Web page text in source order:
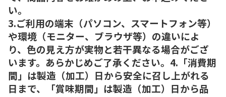
い。
3.ご利用の端末（パソコン、スマートフォン等）
や環境（モニター、ブラウザ等）の違いによ
り、色の見え方が実物と若干異なる場合がござ
います。あらかじめご了承ください。4.「消費期
間」は製造（加工）日から安全に召し上がれる
日まで、「賞味期間」は製造（加工）日から品